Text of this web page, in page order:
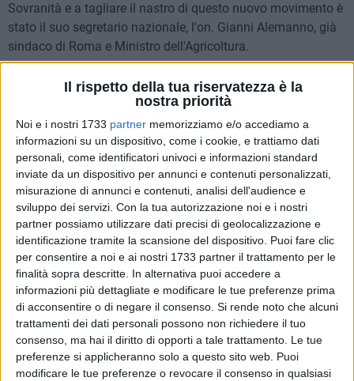
Il rispetto della tua riservatezza è la
nostra priorità
Noi e i nostri 1733 partner memorizziamo e/o accediamo a
informazioni su un dispositivo, come i cookie, e trattiamo dati
personali, come identificatori univoci e informazioni standard
inviate da un dispositivo per annunci e contenuti personalizzati,
misurazione di annunci e contenuti, analisi dell'audience e
sviluppo dei servizi. Con la tua autorizzazione noi e i nostri
partner possiamo utilizzare dati precisi di geolocalizzazione e
identificazione tramite la scansione del dispositivo. Puoi fare clic
per consentire a noi e ai nostri 1733 partner il trattamento per le
finalità sopra descritte. In alternativa puoi accedere a
informazioni più dettagliate e modificare le tue preferenze prima
di acconsentire o di negare il consenso. Si rende noto che alcuni
trattamenti dei dati personali possono non richiedere il tuo
consenso, ma hai il diritto di opporti a tale trattamento. Le tue
preferenze si applicheranno solo a questo sito web. Puoi
modificare le tue preferenze o revocare il consenso in qualsiasi
Sovranità e a tagliare il nastro di questo nuovo movimento è
stato il suo segretario nazionale, l'on. Gianni Alemanno, già
sindaco di Roma e Ministro dell'Agricoltura.
Inizia così un nuovo percorso di Destra che coinvolge quanti
si rivedono nei valori della sovranità nazionale e dell'identità
nazionale, facendone volano per la rinascita di una destra
che, a livello nazionale, sembra essere ancora molto
frammentata.
Sovranità nazionale , Ius soli, identità e partecipazione.
Questi i punti cardine sui quali si sono espressi il segretario
nazionale Alemanno, Daniele Milella e Vito Angelo Ippedico.
Alemanno ha poi invitato i convenuti a partecipare alla
marcia per il lavoro che si terrà a Roma il prossimo 14
ottobre. Il lavoro, infatti, è uno dei temi più sensibili affrontati
negli interventi dai tre oratori, con esplicito riferimento alle
condizioni di giovani che preferiscono varcare i confini
nazionali per costruirsi una vita ed un futuro.